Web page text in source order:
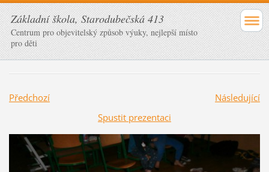
Základní škola, Starodubečská 413
Centrum pro objevitelský způsob výuky, nejlepší místo
pro děti
Předchozí
Následující
Spustit prezentaci